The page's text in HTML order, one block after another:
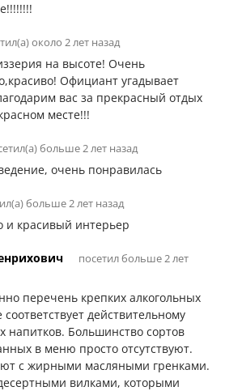
около 2 лет назад
на высоте! Очень
Официант угадывает
вас за прекрасный отдых
месте!!!
больше 2 лет назад
очень понравилась
больше 2 лет назад
и красивый интерьер
посетил больше 2 лет
перечень крепких алкогольных
действительному
напитков. Большинство сортов
в меню просто отсутствуют.
с жирными масляными гренками.
вилками, которыми